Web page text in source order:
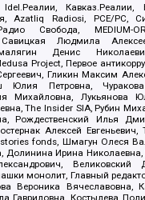
Кавказ.Реалии,
Azatliq Radiosi, PCE/PC,
Свобода, MEDIUM-
Савицкая Людмила
Денис
Project, Первое
Гликин Максим
Юлия Петровна,
Михайловна, Лукьянова
The Insider SIA, Рубин
Рождественский Илья
Алексей
fonds, Шмагун Олеся
Долинина Ирина
Великовский
монолит, Главный
Вероника Вячеславовна,
Гавриловна, Костылева